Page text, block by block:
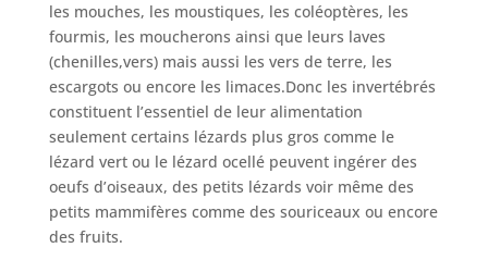
les mouches, les moustiques, les coléoptères, les
fourmis, les moucherons ainsi que leurs laves
(chenilles,vers) mais aussi les vers de terre, les
escargots ou encore les limaces.Donc les invertébrés
constituent l’essentiel de leur alimentation
seulement certains lézards plus gros comme le
lézard vert ou le lézard ocellé peuvent ingérer des
oeufs d’oiseaux, des petits lézards voir même des
petits mammifères comme des souriceaux ou encore
des fruits.